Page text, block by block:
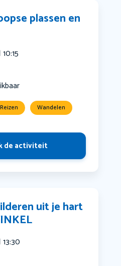
plassen en
Reizen Wandelen
de activiteit
uit je hart